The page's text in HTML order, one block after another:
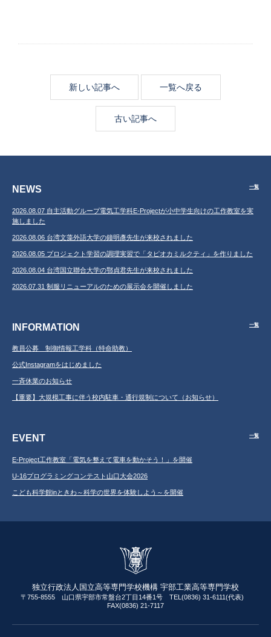
新しい記事へ 一覧へ戻る
古い記事へ
NEWS 一覧
2026.08.07 自主活動グループ電気工学科E-Projectが小中学生向けの工作教室を実
施しました
2026.08.06 台湾文藻外語大学の鐘明彥先生が来校されました
2026.08.05 プロジェクト学習の調理実習で「タピオカミルクティ」を作りました
2026.08.04 台湾国立聯合大学の鄂貞君先生が来校されました
2026.07.31 制服リニューアルのための展示会を開催しました
INFORMATION 一覧
教員公募 制御情報工学科（特命助教）
公式Instagramをはじめました
一斉休業のお知らせ
【重要】大規模工事に伴う校内駐車・通行規制について（お知らせ）
EVENT 一覧
E-Project工作教室「電気を整えて電車を動かそう！」を開催
U-16プログラミングコンテスト山口大会2026
こども科学館inときわ～科学の世界を体験しよう～を開催
独立行政法人国立高等専門学校機構 宇部工業高等専門学校
〒755-8555 山口県宇部市常盤台2丁目14番1号 TEL(0836) 31-6111(代表)
FAX(0836) 21-7117